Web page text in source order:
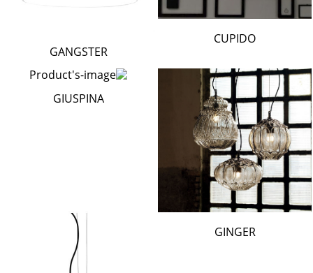
CUPIDO
GANGSTER
GINGER
GIUSPINA